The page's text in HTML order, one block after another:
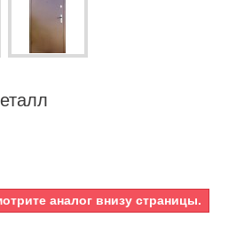
аналог внизу страницы.